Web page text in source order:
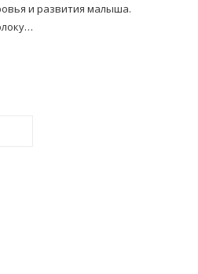
и развития малыша.